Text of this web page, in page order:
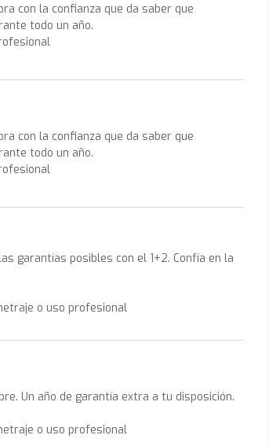
con la confianza que da saber que
todo un año.
con la confianza que da saber que
todo un año.
garantías posibles con el 1+2. Confía en la
o uso profesional
Un año de garantía extra a tu disposición.
o uso profesional